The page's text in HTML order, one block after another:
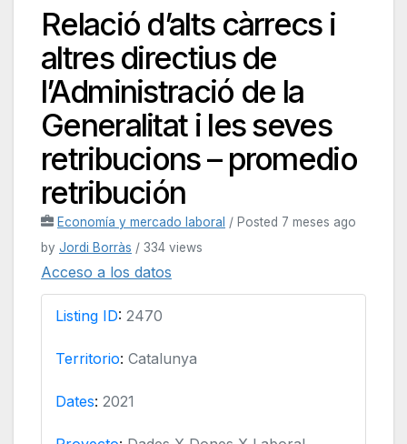
Relació d’alts càrrecs i
altres directius de
l’Administració de la
Generalitat i les seves
retribucions – promedio
retribución
Economía y mercado laboral / Posted 7 meses ago
by Jordi Borràs / 334 views
Acceso a los datos
Listing ID: 2470
Territorio: Catalunya
Dates: 2021